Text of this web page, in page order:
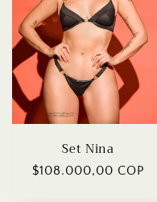
Set Nina
Regular
$108.000,00 COP